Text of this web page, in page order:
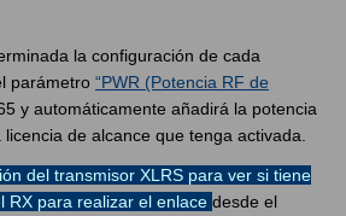
la configuración de cada
parámetro “PWR (Potencia RF de
y automáticamente añadirá la potencia
de alcance que tenga activada.
del transmisor XLRS para ver si tiene
RX para realizar el enlace desde el